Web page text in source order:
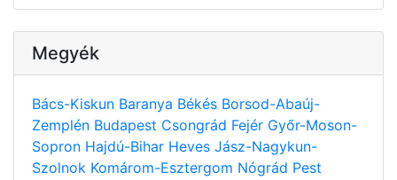
Megyék
Bács-Kiskun Baranya Békés Borsod-Abaúj-
Zemplén Budapest Csongrád Fejér Győr-Moson-
Sopron Hajdú-Bihar Heves Jász-Nagykun-
Szolnok Komárom-Esztergom Nógrád Pest